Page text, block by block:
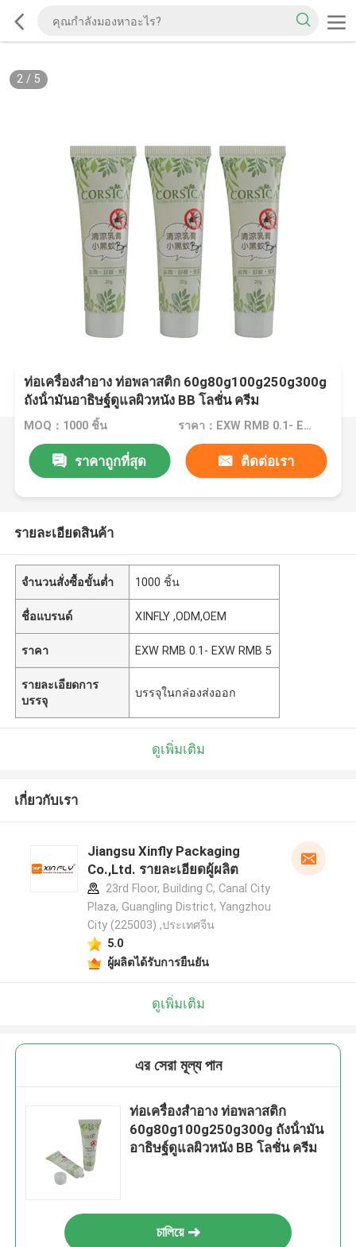
2/ 5
ท่อเครื่องสําอาง ท่อพลาสติก 60g80g100g250g300g
ถังน้ํามันอาธิษฐ์ดูแลผิวหนัง BB โลชั่น ครีม
MOQ：1000 ชิ้น ราคา：EXW RMB 0.1- EXW RMB 5
ราคาถูกที่สุด ติดต่อเรา
รายละเอียดสินค้า
จำนวนสั่งซื้อขั้นต่ำ 1000 ชิ้น
ชื่อแบรนด์ XINFLY ,ODM,OEM
ราคา EXW RMB 0.1- EXW RMB 5
รายละเอียดการ
บรรจุ
บรรจุในกล่องส่งออก
ดูเพิ่มเติม
เกี่ยวกับเรา
Jiangsu Xinfly Packaging
Co.,Ltd. รายละเอียดผู้ผลิต
23rd Floor, Building C, Canal City
Plaza, Guangling District, Yangzhou
City (225003) ,ประเทศจีน
5.0
ผู้ผลิตได้รับการยืนยัน
ดูเพิ่มเติม
এর সেরা মূল্য পান
ท่อเครื่องสําอาง ท่อพลาสติก
60g80g100g250g300g ถังน้ํามัน
อาธิษฐ์ดูแลผิวหนัง BB โลชั่น ครีม
চালিয়ে